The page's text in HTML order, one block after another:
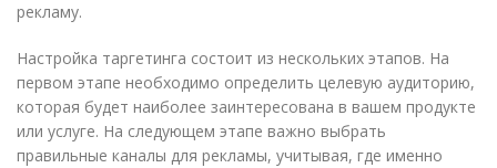
рекламу.
Настройка таргетинга состоит из нескольких этапов. На
первом этапе необходимо определить целевую аудиторию,
которая будет наиболее заинтересована в вашем продукте
или услуге. На следующем этапе важно выбрать
правильные каналы для рекламы, учитывая, где именно